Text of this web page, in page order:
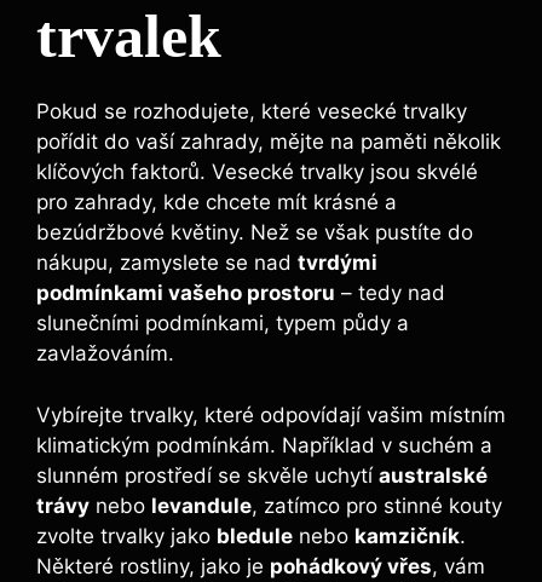
trvalek
Pokud se rozhodujete, které vesecké trvalky
pořídit do vaší zahrady, mějte na paměti několik
klíčových faktorů. Vesecké trvalky jsou skvélé
pro zahrady, kde chcete mít krásné a
bezúdržbové květiny. Než se však pustíte do
nákupu, zamyslete se nad tvrdými
podmínkami vašeho prostoru – tedy nad
slunečními podmínkami, typem půdy a
zavlažováním.
Vybírejte trvalky, které odpovídají vašim místním
klimatickým podmínkám. Například v suchém a
slunném prostředí se skvěle uchytí australské
trávy nebo levandule, zatímco pro stinné kouty
zvolte trvalky jako bledule nebo kamzičník.
Některé rostliny, jako je pohádkový vřes, vám